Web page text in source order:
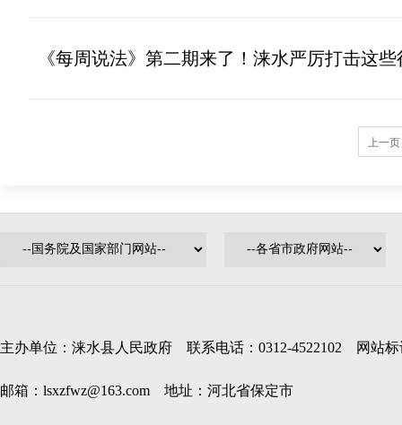
《每周说法》第二期来了！涞水严厉打击这
上一页
主办单位：涞水县人民政府 联系电话：0312-4522102 网站标
邮箱：lsxzfwz@163.com 地址：河北省保定市